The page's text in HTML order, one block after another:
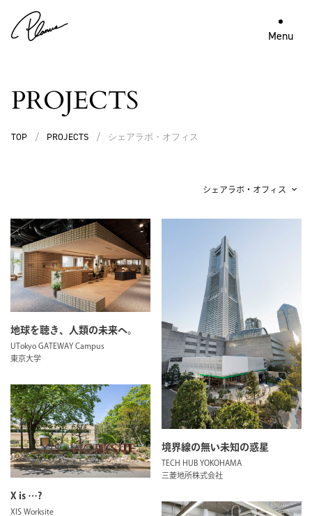
Menu
PROJECTS
TOP / PROJECTS / シェアラボ・オフィス
地球を聴き、人類の未来へ。
UTokyo GATEWAY Campus
東京大学
境界線の無い未知の惑星
TECH HUB YOKOHAMA
三菱地所株式会社
X is …?
XIS Worksite